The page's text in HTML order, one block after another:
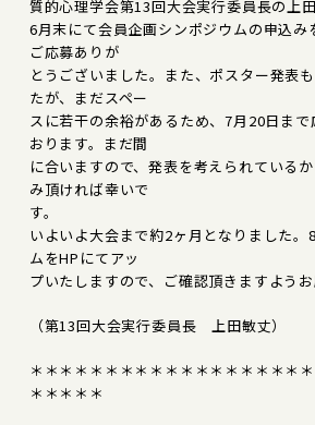
質的心理学会第13回大会実行委員長の上田
6月末にて会員企画シンポジウムの申込み
ご応募ありが
とうございました。また、ポスター発表
たが、まだスペー
スに若干の余裕があるため、7月20日ま
おります。まだ間
に合いますので、発表を考えられている
み頂ければ幸いで
す。
いよいよ大会まで約2ヶ月となりました。
ムをHPにてアッ
プいたしますので、ご確認頂きますようお
（第13回大会実行委員長 上田敏丈）
＊＊＊＊＊＊＊＊＊＊＊＊＊＊＊＊＊＊
＊＊＊＊＊